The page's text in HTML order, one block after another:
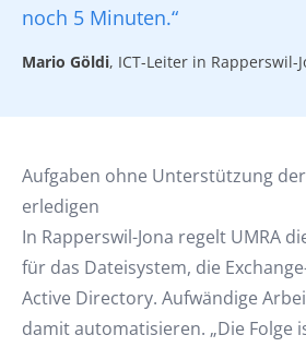
noch 5 Minuten.“
Mario Göldi, ICT-Leiter in Rapperswil-
Aufgaben ohne Unterstützung
erledigen
In Rapperswil-Jona regelt UMRA
für das Dateisystem, die
Active Directory. Aufwändige
damit automatisieren. „Die Folge